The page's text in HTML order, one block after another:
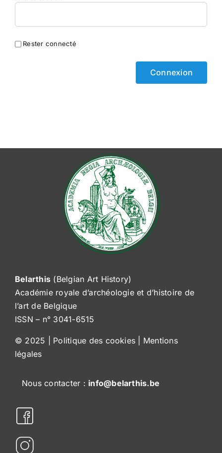
Rester connecté
Connexion
Belarthis (Belgian Art History)
Académie royale d’archéologie et d’histoire de
l’art de Belgique
ISSN – n° 3041-6515
© 2025 | Politique des cookies
Mentions
légales
Nous contacter : info@belarthis.be